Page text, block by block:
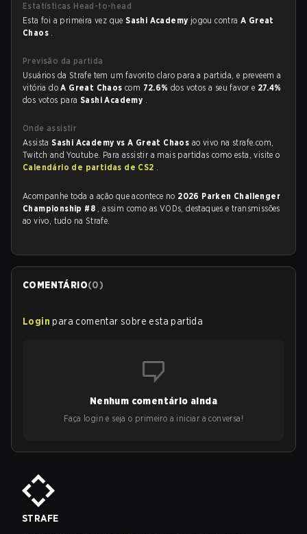
Estatísticas Head-to-head
Esta foi a primeira vez queSashi Academy jogou contraA Great
Chaos .
Previsão da partida
Usuários da Strafe tem um favorito claro para a partida, e preveem a
vitória doA Great Chaoscom 72.6%dos votos a seu favor e 27.4%
dos votos para Sashi Academy .
Onde assistir
AssistaSashi Academy vs A Great Chaos ao vivo na strafe.com,
Twitch and Youtube. Para assistir a mais partidas como esta, visite o
Calendário de partidas de CS2 .
Acompanhe toda a ação que acontece no 2026 Parken Challenger
Championship #8 , assim como as VODs, destaques e transmissões
ao vivo, tudo na Strafe.
COMENTÁRIO(0)
Login para comentar sobre esta partida
Nenhum comentário ainda
Faça login e seja o primeiro a iniciar a conversa!
STRAFE